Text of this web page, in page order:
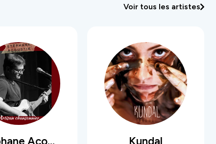
Voir tous les artistes
Stéphane Acoustik Kundal